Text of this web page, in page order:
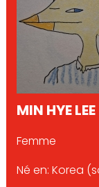
MIN HYE LEE
Femme
Né en: Korea